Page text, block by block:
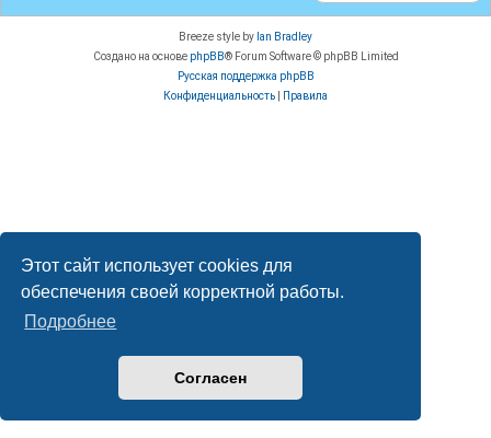
Этот сайт использует cookies для
обеспечения своей корректной работы.
Подробнее
Согласен
Breeze style by Ian Bradley
Создано на основе phpBB® Forum Software © phpBB Limited
Русская поддержка phpBB
Конфиденциальность
Правила